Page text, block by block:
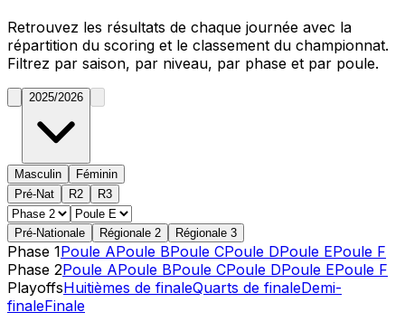
Retrouvez les résultats de chaque journée avec la
répartition du scoring et le classement du championnat.
Filtrez par saison, par niveau, par phase et par poule.
2025/2026
Masculin
Féminin
Pré-Nat
R2 R3
Pré-Nationale Régionale 2 Régionale 3
Phase 1Poule APoule BPoule CPoule DPoule EPoule F
Phase 2Poule APoule BPoule CPoule DPoule EPoule F
PlayoffsHuitièmes de finaleQuarts de finaleDemi-
finaleFinale